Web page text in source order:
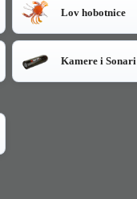
Lov hobotnice
Kamere i Sonari